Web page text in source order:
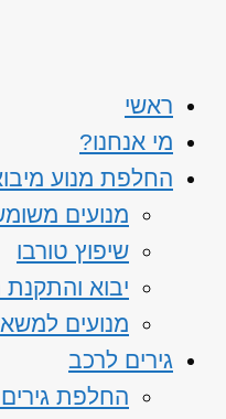
ראשי
מי אנחנו?
החלפת מנוע
מנועים
שיפוץ טורבו
יבוא והתקנת
מנועים
גירים לרכב
החלפת